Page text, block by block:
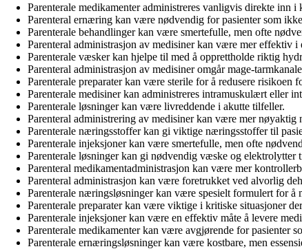
Parenterale medikamenter administreres vanligvis direkte inn i
Parenteral ernæring kan være nødvendig for pasienter som
Parenterale behandlinger kan være smertefulle, men ofte
Parenteral administrasjon av medisiner kan være mer effektiv i
Parenterale væsker kan hjelpe til med å opprettholde riktig
Parenteral administrasjon av medisiner omgår mage-
Parenterale preparater kan være sterile for å redusere risikoen
Parenterale medisiner kan administreres intramuskulært eller
Parenterale løsninger kan være livreddende i akutte tilfeller.
Parenteral administrering av medisiner kan være mer nøyaktig
Parenterale næringsstoffer kan gi viktige næringsstoffer til
Parenterale injeksjoner kan være smertefulle, men ofte
Parenterale løsninger kan gi nødvendig væske og elektrolytter
Parenteral medikamentadministrasjon kan være mer
Parenteral administrasjon kan være foretrukket ved alvorlig
Parenterale næringsløsninger kan være spesielt formulert for å
Parenterale preparater kan være viktige i kritiske situasjoner
Parenterale injeksjoner kan være en effektiv måte å levere
Parenterale medikamenter kan være avgjørende for pasienter
Parenterale ernæringsløsninger kan være kostbare, men